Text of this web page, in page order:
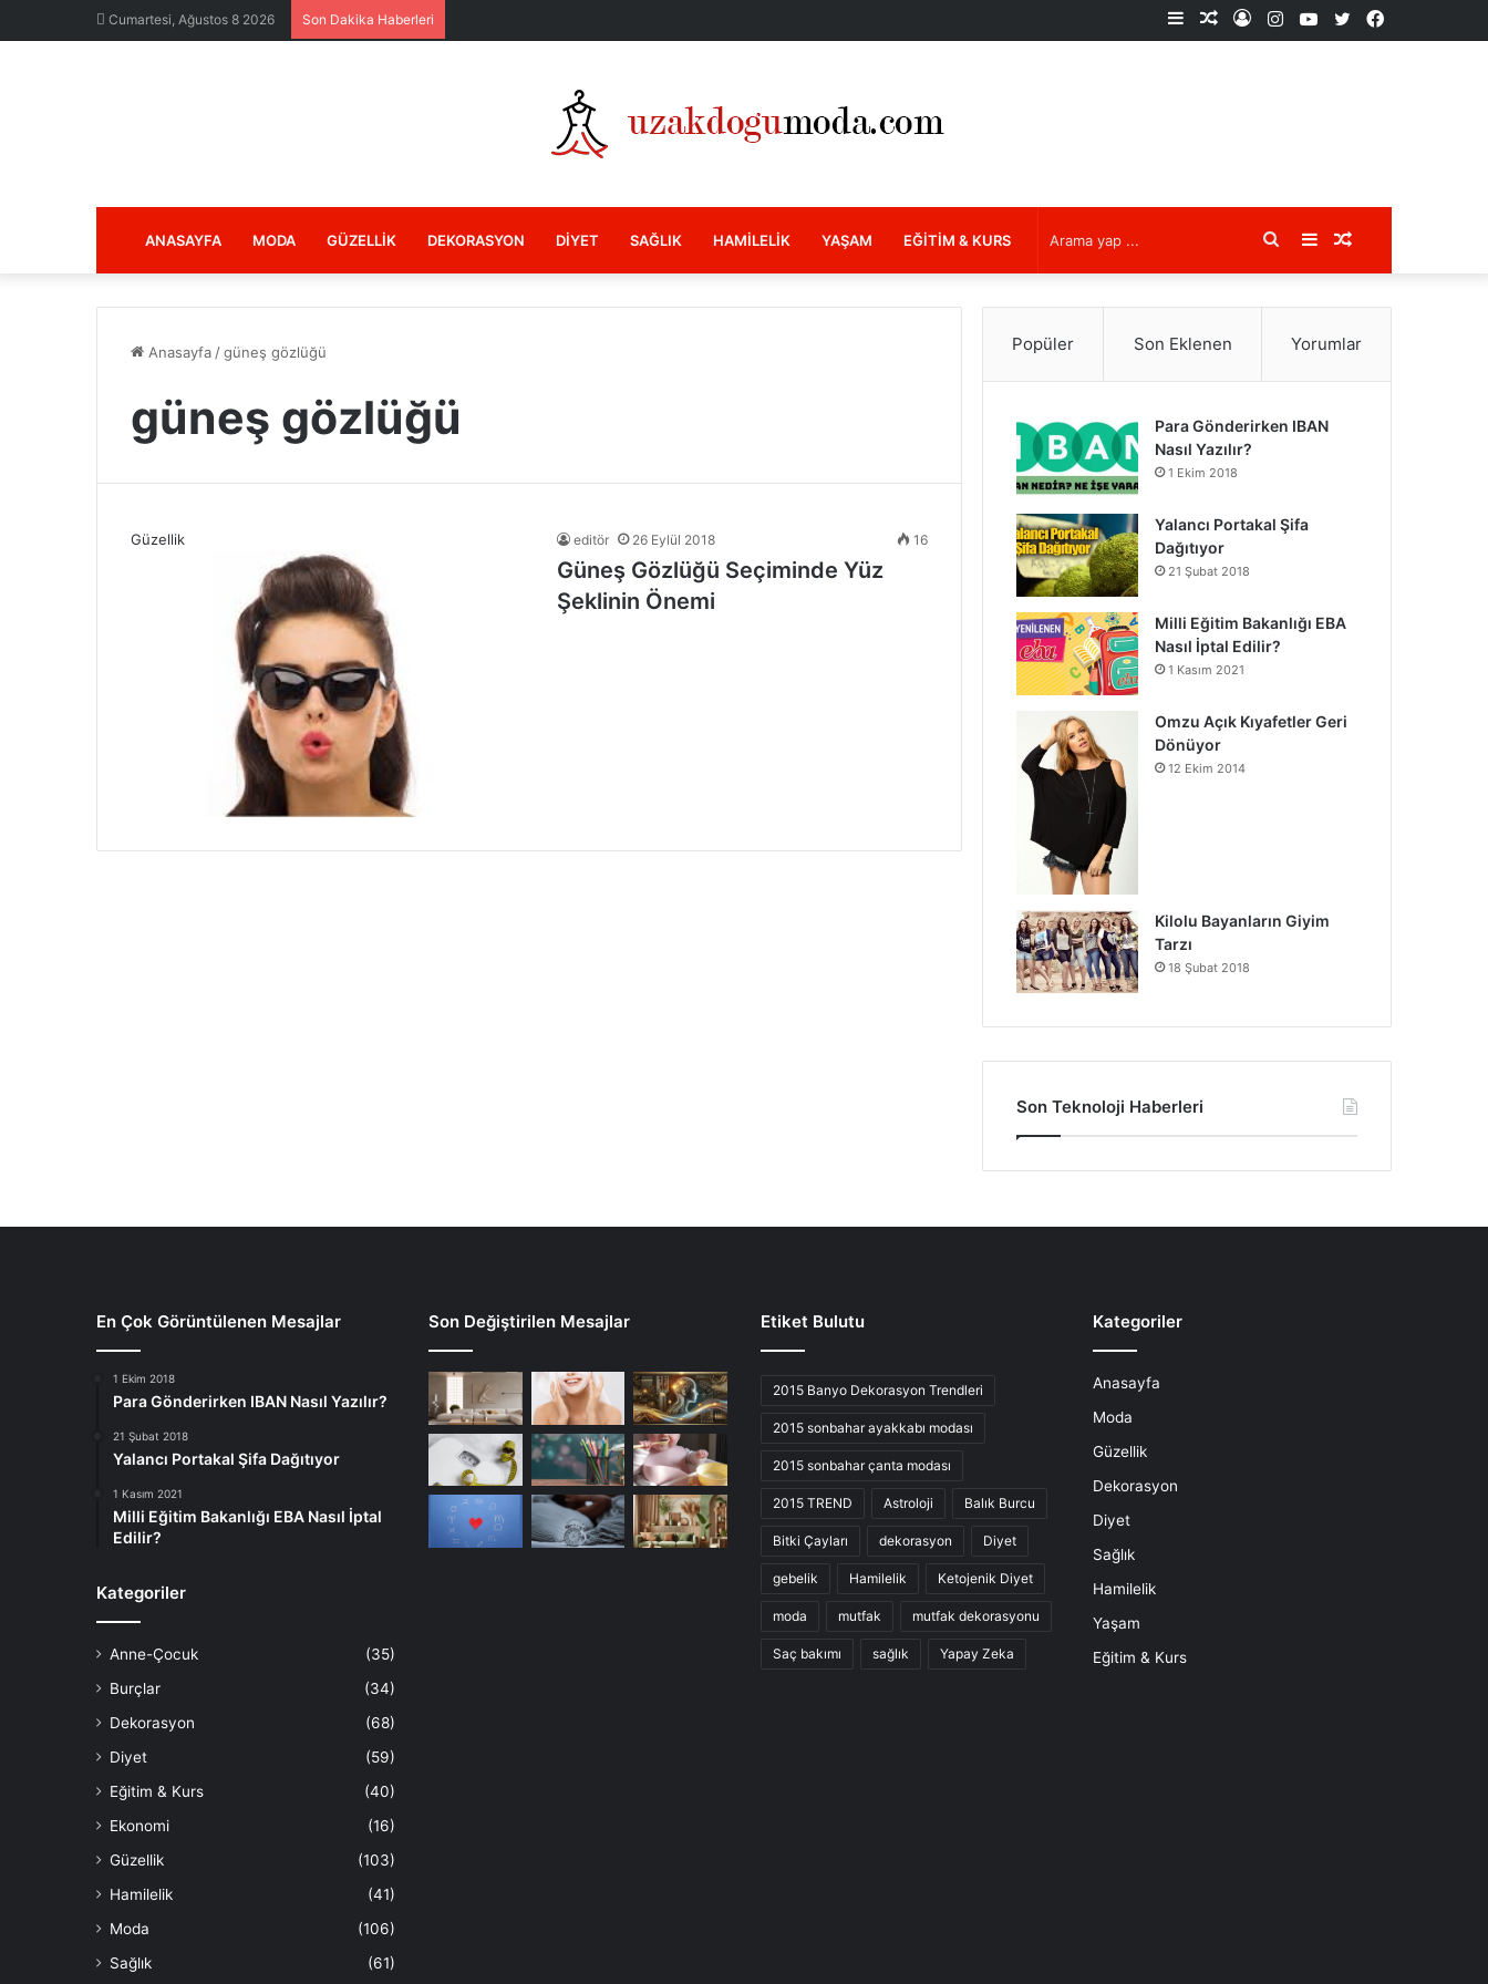
Cumartesi, Ağustos 8 2026 Son Dakika Haberleri Facebook
X
YouTube
Instagram
Kayıt
Rastgele
Kenar
ANASAYFA MODA GÜZELLIK DEKORASYON DIYET SAĞLIK HAMILELIK YAŞAM EĞITIM & KURS Rastgele
Makale
Kenar
Bölmesi
Arama
yap
Anasayfa /güneş gözlüğü
güneş gözlüğü
Güzellik editör 26 Eylül 2018 16
Güneş Gözlüğü Seçiminde Yüz
Şeklinin Önemi
Popüler Son Eklenen Yorumlar
Para Gönderirken IBAN
Nasıl Yazılır?
1 Ekim 2018
Yalancı Portakal Şifa
Dağıtıyor
21 Şubat 2018
Milli Eğitim Bakanlığı EBA
Nasıl İptal Edilir?
1 Kasım 2021
Omzu Açık Kıyafetler Geri
Dönüyor
12 Ekim 2014
Kilolu Bayanların Giyim
Tarzı
18 Şubat 2018
Son Teknoloji Haberleri
En Çok Görüntülenen Mesajlar
1 Ekim 2018
Para Gönderirken IBAN Nasıl Yazılır?
21 Şubat 2018
Yalancı Portakal Şifa Dağıtıyor
1 Kasım 2021
Milli Eğitim Bakanlığı EBA Nasıl İptal
Edilir?
Kategoriler
Anne-Çocuk
(35)
Burçlar
(34)
Dekorasyon
(68)
Diyet
(59)
Eğitim & Kurs
(40)
Ekonomi
(16)
Güzellik
(103)
Hamilelik
(41)
Moda
(106)
Sağlık
(61)
Son Değiştirilen Mesajlar Etiket Bulutu
2015 Banyo Dekorasyon Trendleri
2015 sonbahar ayakkabı modası
2015 sonbahar çanta modası
2015 TREND Astroloji Balık Burcu
Bitki Çayları dekorasyon Diyet
gebelik Hamilelik Ketojenik Diyet
moda mutfak mutfak dekorasyonu
Saç bakımı sağlık Yapay Zeka
Kategoriler
Anasayfa
Moda
Güzellik
Dekorasyon
Diyet
Sağlık
Hamilelik
Yaşam
Eğitim & Kurs